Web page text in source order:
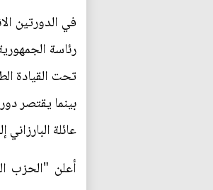
في الدورتين
رئاسة
تحت القيادة
بينما يقتصر
عائلة البارزاني
أعلن "الحزب